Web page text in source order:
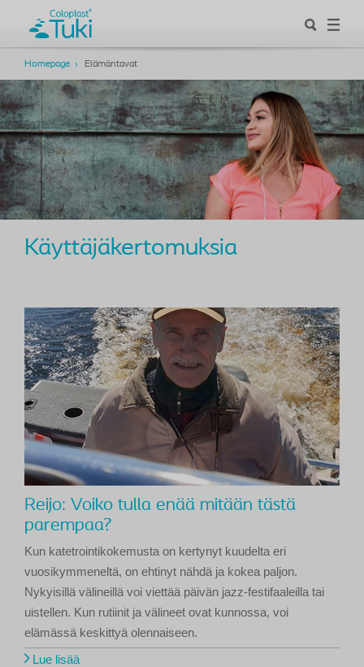
Homepage Elämäntavat
Käyttäjäkertomuksia
Reijo: Voiko tulla enää mitään tästä
parempaa?
Kun katetrointikokemusta on kertynyt kuudelta eri
vuosikymmeneltä, on ehtinyt nähdä ja kokea paljon.
Nykyisillä välineillä voi viettää päivän jazz-festifaaleilla tai
uistellen. Kun rutiinit ja välineet ovat kunnossa, voi
elämässä keskittyä olennaiseen.
Lue lisää